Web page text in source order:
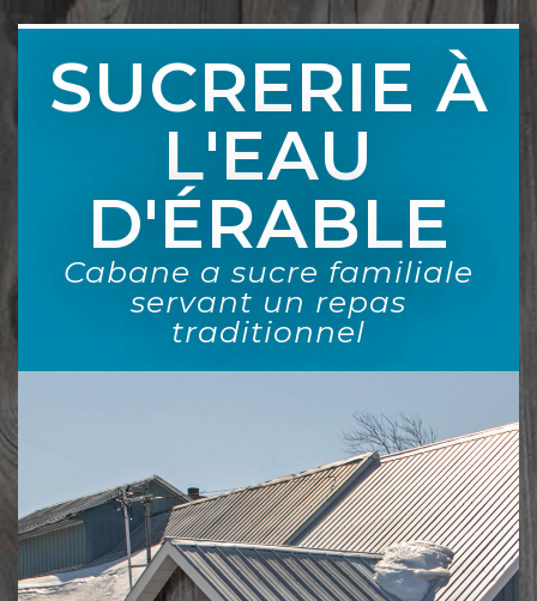
SUCRERIE À
L'EAU
D'ÉRABLE
Cabane a sucre familiale
servant un repas
traditionnel